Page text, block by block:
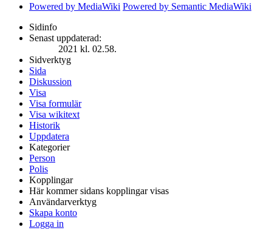
Powered by MediaWiki Powered by Semantic MediaWiki
Sidinfo
Senast uppdaterad:
2021 kl. 02.58.
Sidverktyg
Sida
Diskussion
Visa
Visa formulär
Visa wikitext
Historik
Uppdatera
Kategorier
Person
Polis
Kopplingar
Här kommer sidans kopplingar visas
Användarverktyg
Skapa konto
Logga in